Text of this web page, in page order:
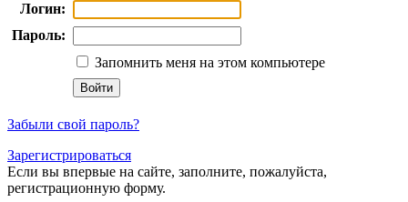
Логин:
Пароль:
Запомнить меня на этом компьютере
Забыли свой пароль?
Зарегистрироваться
Если вы впервые на сайте, заполните, пожалуйста,
регистрационную форму.